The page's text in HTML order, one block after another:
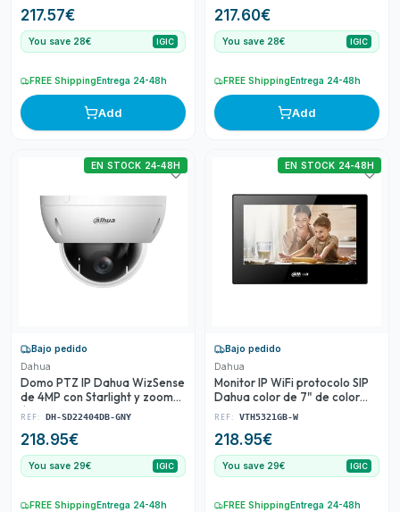
217.57€
You save 28€ IGIC
FREE ShippingEntrega 24-48h
Add
217.60€
You save 28€ IGIC
FREE ShippingEntrega 24-48h
Add
Bajo pedido
Dahua
Domo PTZ IP Dahua WizSense
de 4MP con Starlight y zoom
óptico 4x
REF: DH-SD22404DB-GNY
218.95€
EN STOCK 24-48H
You save 29€ IGIC
FREE Shipping Entrega 24-48h
Bajo pedido
Dahua
Monitor IP WiFi protocolo SIP
Dahua color de 7" de color
negro
REF: VTH5321GB-W
218.95€
EN STOCK 24-48H
You save 29€ IGIC
FREE Shipping Entrega 24-48h